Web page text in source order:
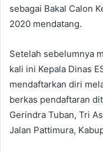
e
sebagai Bakal Calon
2020 mendatang.
Setelah sebelumnya
kali ini Kepala Dinas
mendaftarkan diri
berkas pendaftaran
Gerindra Tuban, Tri
Jalan Pattimura,